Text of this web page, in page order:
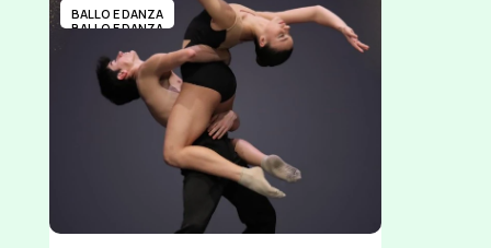
BALLO E DANZA
BALLO E DANZA